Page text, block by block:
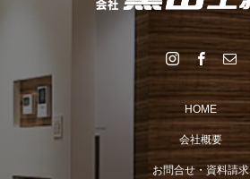
HOME
会社概要
お問合せ・資料請求